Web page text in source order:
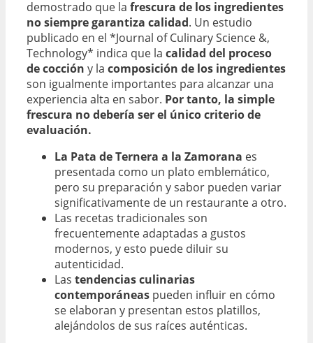
demostrado que la frescura de los ingredientes
no siempre garantiza calidad. Un estudio
publicado en el *Journal of Culinary Science &,
Technology* indica que la calidad del proceso
de cocción y la composición de los ingredientes
son igualmente importantes para alcanzar una
experiencia alta en sabor. Por tanto, la simple
frescura no debería ser el único criterio de
evaluación.
La Pata de Ternera a la Zamorana es
presentada como un plato emblemático,
pero su preparación y sabor pueden variar
significativamente de un restaurante a otro.
Las recetas tradicionales son
frecuentemente adaptadas a gustos
modernos, y esto puede diluir su
autenticidad.
Las tendencias culinarias
contemporáneas pueden influir en cómo
se elaboran y presentan estos platillos,
alejándolos de sus raíces auténticas.